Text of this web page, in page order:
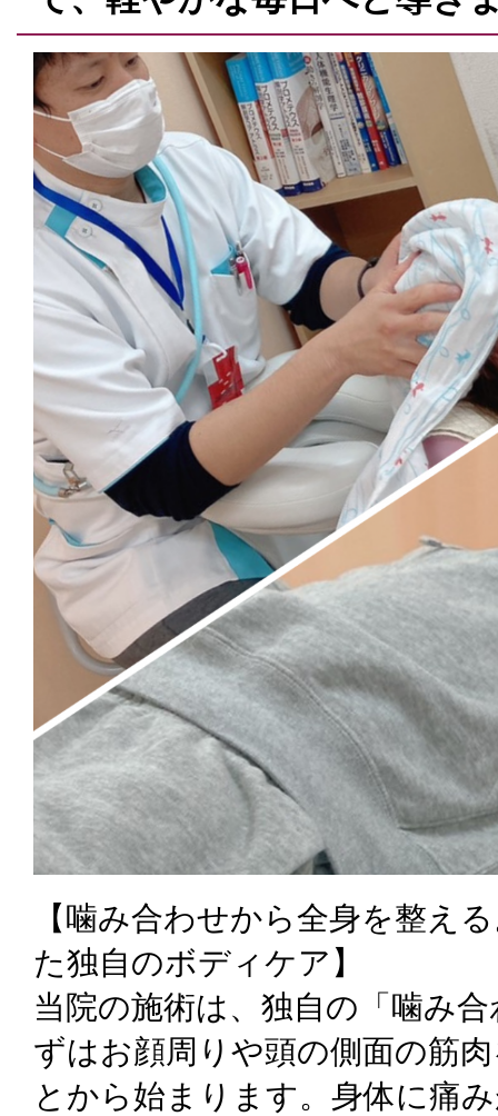
【噛み合わせから全身を整え
た独自のボディケア】
当院の施術は、独自の「噛み
ずはお顔周りや頭の側面の筋
とから始まります。身体に痛